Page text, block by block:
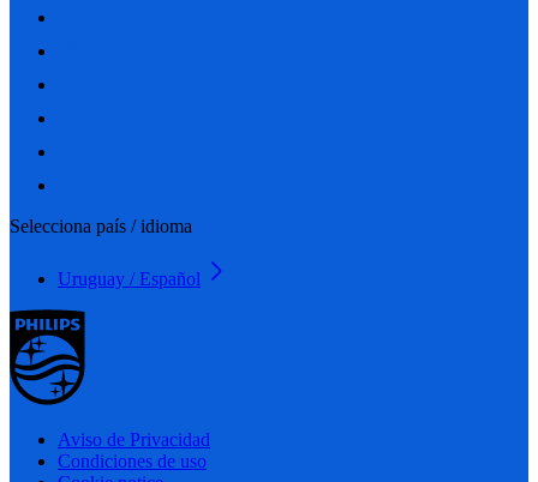
Selecciona país / idioma
Uruguay / Español
Aviso de Privacidad
Condiciones de uso